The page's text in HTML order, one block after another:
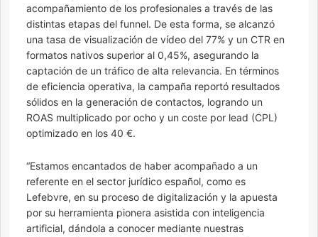
acompañamiento de los profesionales a través de las
distintas etapas del funnel. De esta forma, se alcanzó
una tasa de visualización de vídeo del 77% y un CTR en
formatos nativos superior al 0,45%, asegurando la
captación de un tráfico de alta relevancia. En términos
de eficiencia operativa, la campaña reportó resultados
sólidos en la generación de contactos, logrando un
ROAS multiplicado por ocho y un coste por lead (CPL)
optimizado en los 40 €.
“Estamos encantados de haber acompañado a un
referente en el sector jurídico español, como es
Lefebvre, en su proceso de digitalización y la apuesta
por su herramienta pionera asistida con inteligencia
artificial, dándola a conocer mediante nuestras